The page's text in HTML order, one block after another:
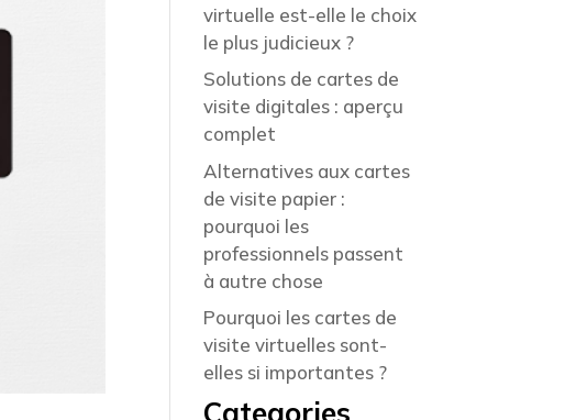
virtuelle est-elle le choix
le plus judicieux ?
Solutions de cartes de
visite digitales : aperçu
complet
Alternatives aux cartes
de visite papier :
pourquoi les
professionnels passent
à autre chose
Pourquoi les cartes de
visite virtuelles sont-
elles si importantes ?
Categories